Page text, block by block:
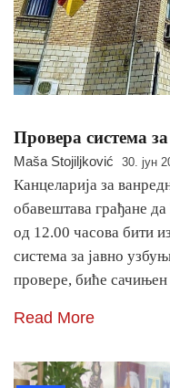
Провера система
Maša Stojiljković 30. јун
Канцеларија за
обавештава грађане
од 12.00 часова бити
система за јавно
провере, биће
Read More